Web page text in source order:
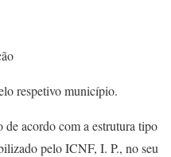
respetivo município.
acordo com a estrutura tipo
pelo ICNF, I. P., no seu